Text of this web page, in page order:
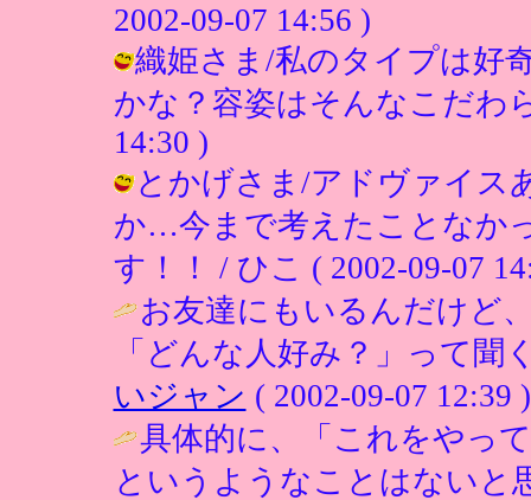
2002-09-07 14:56 )
織姫さま/私のタイプは好
かな？容姿はそんなこだわ
14:30 )
とかげさま/アドヴァイス
か…今まで考えたことなか
す！！ / ひこ ( 2002-09-07
お友達にもいるんだけど
「どんな人好み？」って
いジャン ( 2002-09-07 12:39 )
具体的に、「これをやっ
というようなことはないと